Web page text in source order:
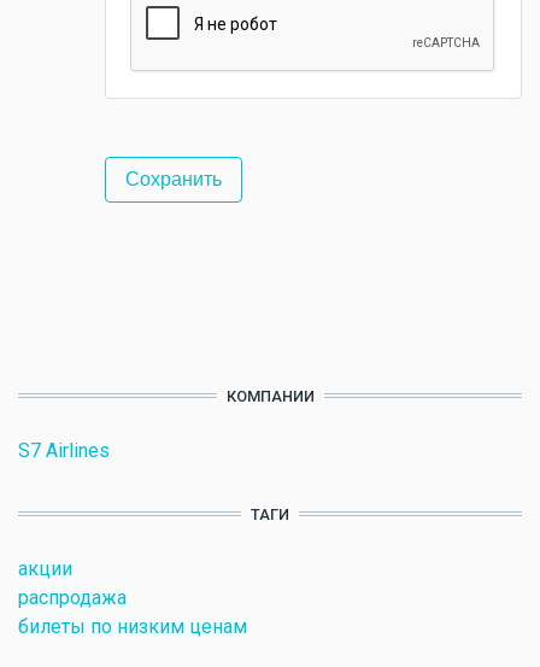
КОМПАНИИ
S7 Airlines
ТАГИ
акции
распродажа
билеты по низким ценам